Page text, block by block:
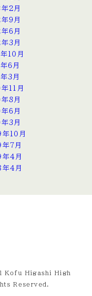
2月
9月
6月
3月
10月
6月
3月
11月
8月
6月
3月
10月
7月
4月
4月
Kofu Higashi High
Reserved.